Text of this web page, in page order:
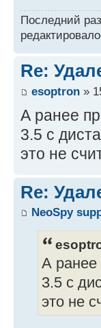
Последний
Re:
esoptron »
А ранее
3.5 с
это не
Re:
NeoSpy
А ранее
3.5 с
это не